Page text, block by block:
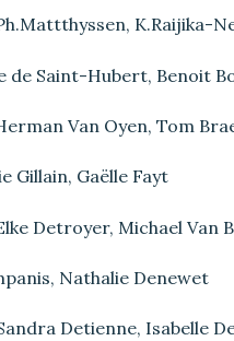
K.Raijika-
de Saint-Hubert, Benoit
Van Oyen, Tom
Gillain, Gaëlle Fayt
Detroyer, Michael Van
Nathalie Denewet
Detienne, Isabelle